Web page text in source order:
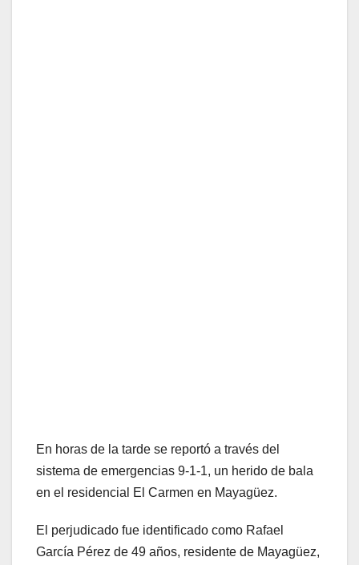
En horas de la tarde se reportó a través del
sistema de emergencias 9-1-1, un herido de bala
en el residencial El Carmen en Mayagüez.
El perjudicado fue identificado como Rafael
García Pérez de 49 años, residente de Mayagüez,